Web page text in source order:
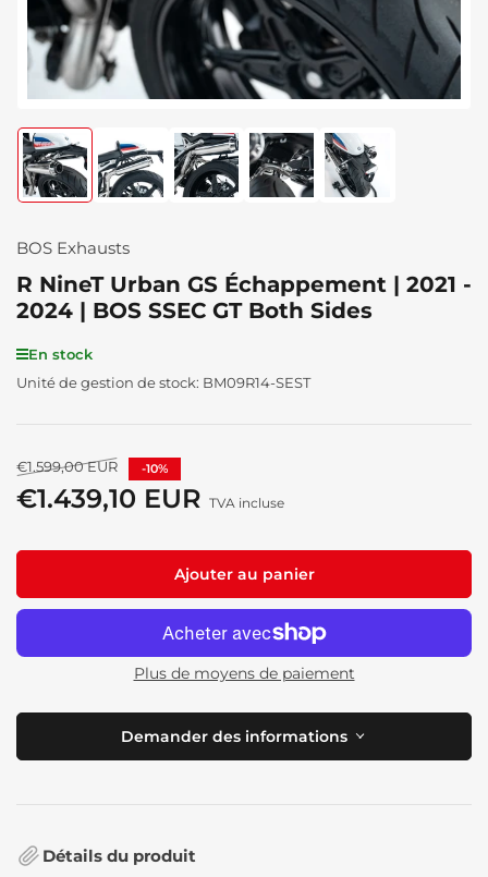
Chargement
de
la
1
la
galerie
Chargement
de
2
la
galerie
Chargement
de
la
galerie
Chargement
de
la
galerie
Chargement
de
la
galerie
BOS Exhausts
R NineT Urban GS Échappement | 2021 -
2024 | BOS SSEC GT Both Sides
En stock
Unité de gestion de stock: BM09R14-SEST
Prix
€1.599,00 EUR -10%
Prix
€1.439,10 EUR TVA incluse
Ajouter au panier
Plus de moyens de paiement
Demander des informations
Détails du produit